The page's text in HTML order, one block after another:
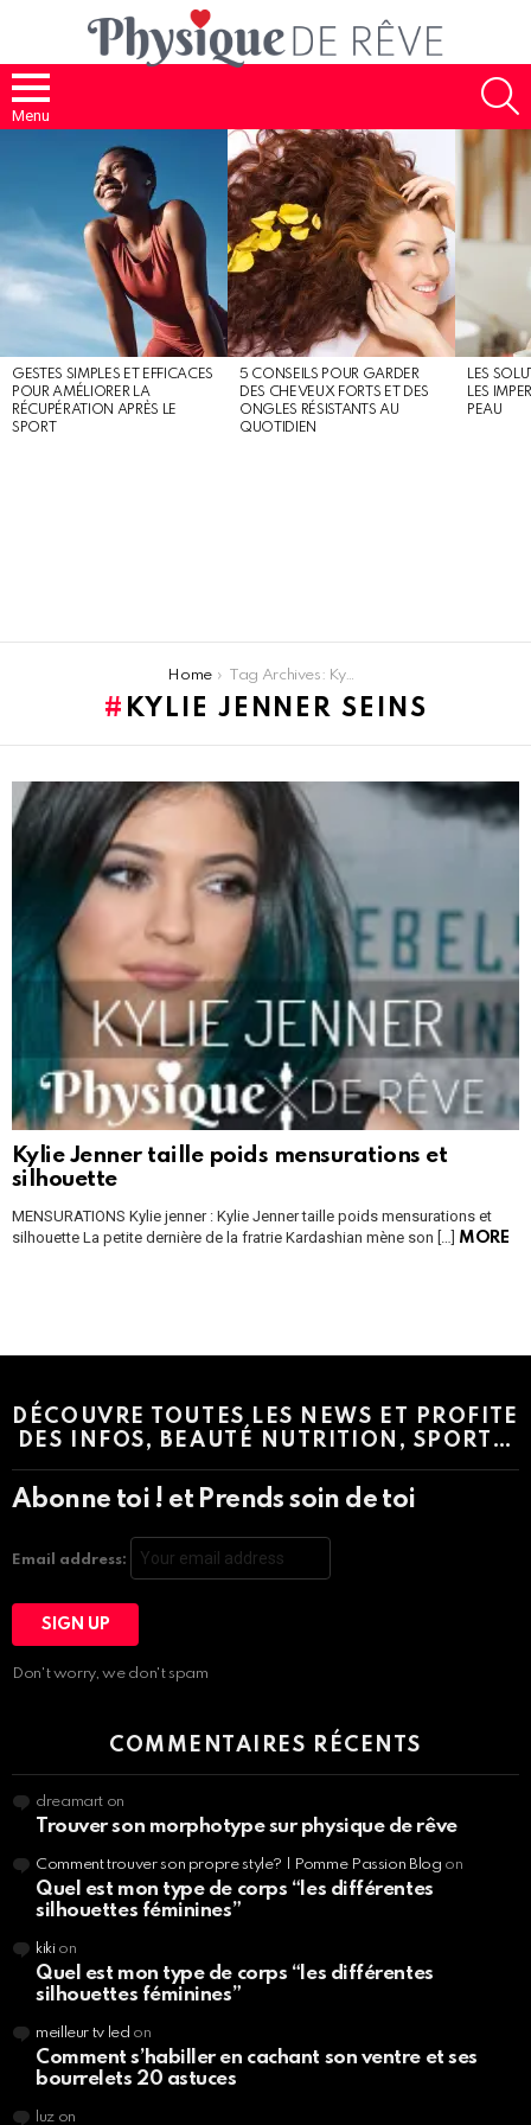
Menu
GESTES SIMPLES ET EFFICACES
POUR AMÉLIORER LA
RÉCUPÉRATION APRÈS LE
SPORT
5 CONSEILS POUR GARDER
DES CHEVEUX FORTS ET DES
ONGLES RÉSISTANTS AU
QUOTIDIEN
LES
LES
PEAU
Home Tag Archives: Kylie Jenner seins
KYLIE JENNER SEINS
LATEST
STORIES
Kylie Jenner taille poids mensurations et
silhouette
MENSURATIONS Kylie jenner : Kylie Jenner taille poids mensurations et
silhouette La petite dernière de la fratrie Kardashian mène son […] MORE
DÉCOUVRE TOUTES LES NEWS ET PROFITE
DES INFOS, BEAUTÉ NUTRITION, SPORT…
Abonne toi ! et Prends soin de toi
Email address:
Don't worry, we don't spam
COMMENTAIRES RÉCENTS
dreamart on
Trouver son morphotype sur physique de rêve
Comment trouver son propre style? | Pomme Passion Blog on
Quel est mon type de corps “les différentes
silhouettes féminines”
kikion
Quel est mon type de corps “les différentes
silhouettes féminines”
meilleur tv led on
Comment s’habiller en cachant son ventre et ses
bourrelets 20 astuces
luzon